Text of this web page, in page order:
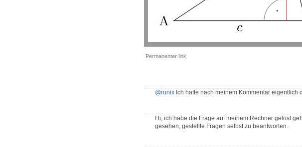
Permanenter link
@runix Ich hatte nach meinem Kommentar
Hi, ich habe die Frage auf meinem Rechner gelöst
gesehen, gestellte Fragen selbst zu beantworten.